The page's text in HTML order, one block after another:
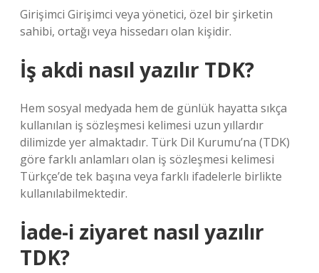
Girişimci Girişimci veya yönetici, özel bir şirketin
sahibi, ortağı veya hissedarı olan kişidir.
İş akdi nasıl yazılır TDK?
Hem sosyal medyada hem de günlük hayatta sıkça
kullanılan iş sözleşmesi kelimesi uzun yıllardır
dilimizde yer almaktadır. Türk Dil Kurumu’na (TDK)
göre farklı anlamları olan iş sözleşmesi kelimesi
Türkçe’de tek başına veya farklı ifadelerle birlikte
kullanılabilmektedir.
İade-i ziyaret nasıl yazılır
TDK?